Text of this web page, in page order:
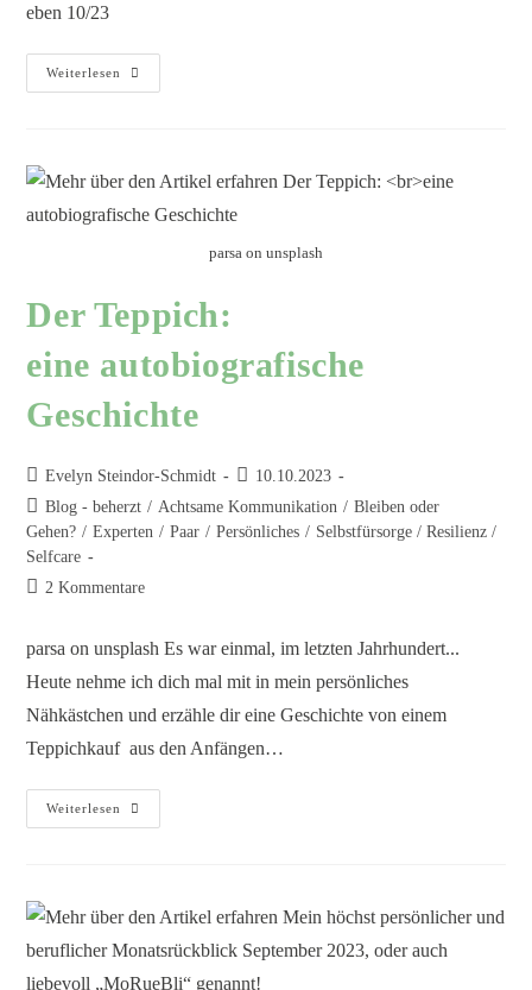
eben 10/23
Weiterlesen
parsa on unsplash
Der Teppich:
eine autobiografische
Geschichte
Evelyn Steindor-Schmidt
10.10.2023
Blog - beherzt / Achtsame Kommunikation / Bleiben oder
Gehen? / Experten / Paar / Persönliches / Selbstfürsorge / Resilienz /
Selfcare
2 Kommentare
parsa on unsplash Es war einmal, im letzten Jahrhundert...
Heute nehme ich dich mal mit in mein persönliches
Nähkästchen und erzähle dir eine Geschichte von einem
Teppichkauf aus den Anfängen…
Weiterlesen